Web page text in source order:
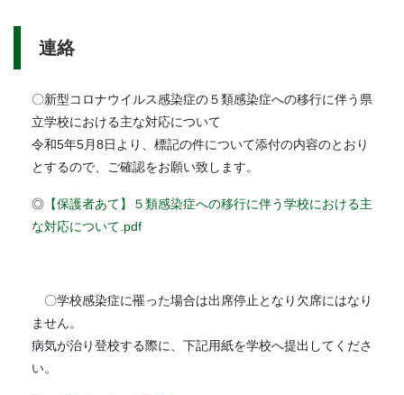
連絡
〇新型コロナウイルス感染症の５類感染症への移行に伴う県
立学校における主な対応について
令和5年5月8日より、標記の件について添付の内容のとおり
とするので、ご確認をお願い致します。
◎ 【保護者あて】５類感染症への移行に伴う学校における主
な対応について.pdf
〇学校感染症に罹った場合は出席停止となり欠席にはなり
ません。
病気が治り登校する際に、下記用紙を学校へ提出してくださ
い。